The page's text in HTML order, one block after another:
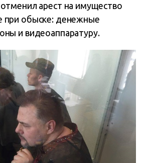
арест на имущество
при обыске: денежные
и видеоаппаратуру.